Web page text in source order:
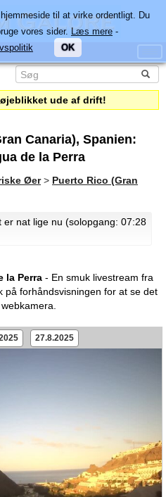
ude af drift!
Canaria), Spanien:
de la Perra
Øer> Puerto Rico (Gran
er nat lige nu (solopgang: 07:28
la Perra- En smuk livestream fra
på forhåndsvisningen for at se det
27.8.2025
til at virke ordentligt. Du
vores sider. Læs mere -
OK